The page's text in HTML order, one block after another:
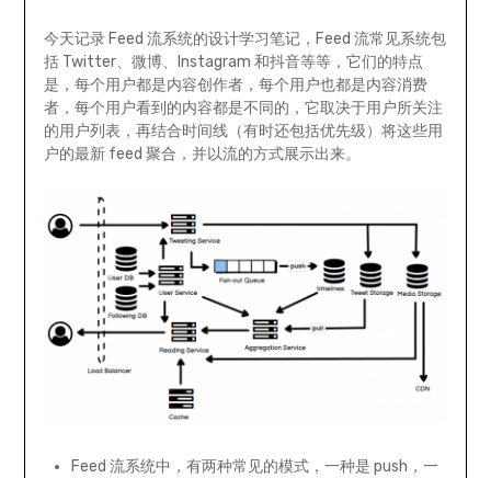
今天记录 Feed 流系统的设计学习笔记，Feed 流常见系统包
括 Twitter、微博、Instagram 和抖音等等，它们的特点
是，每个用户都是内容创作者，每个用户也都是内容消费
者，每个用户看到的内容都是不同的，它取决于用户所关注
的用户列表，再结合时间线（有时还包括优先级）将这些用
户的最新 feed 聚合，并以流的方式展示出来。
Feed 流系统中，有两种常见的模式，一种是 push，一